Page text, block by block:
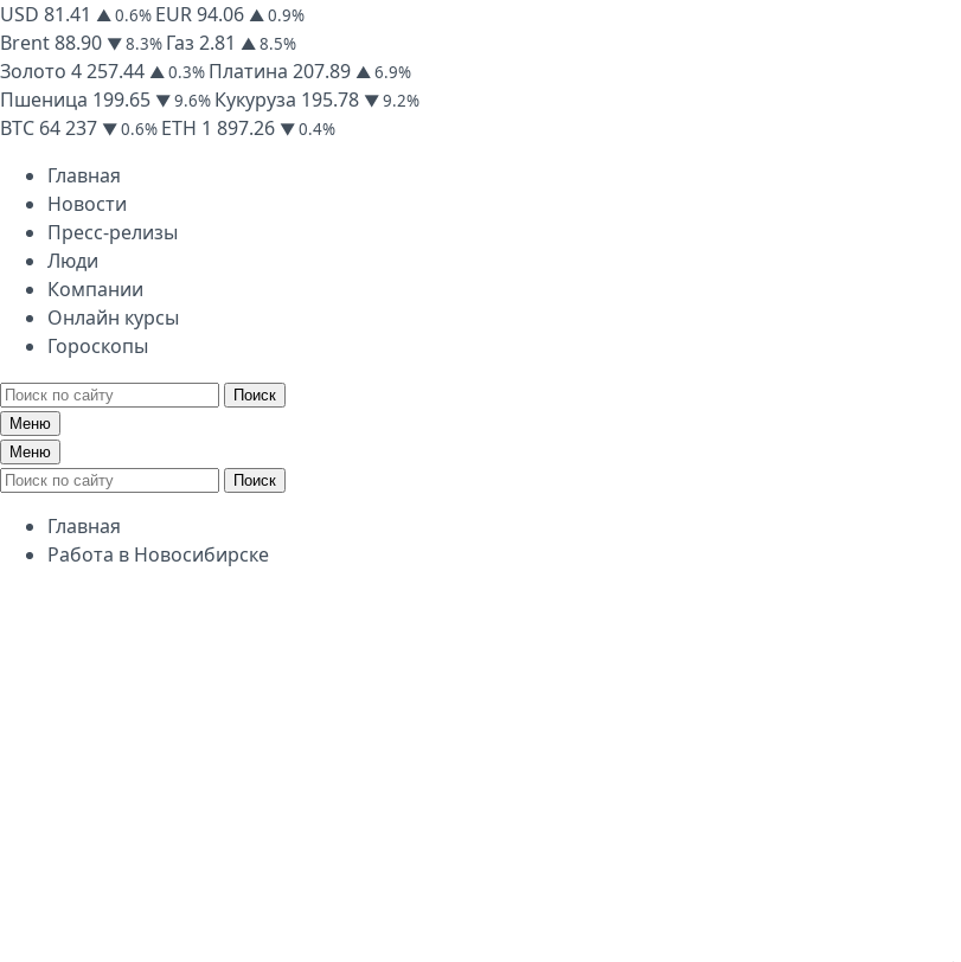
USD 81.41 ▲ 0.6% EUR94.06 ▲ 0.9%
Brent88.90 ▼ 8.3% Газ 2.81 ▲ 8.5%
Золото 4 257.44 ▲ 0.3% Платина 207.89 ▲ 6.9%
Пшеница 199.65 ▼ 9.6% Кукуруза 195.78 ▼ 9.2%
BTC 64 237 ▼ 0.6% ETH 1 897.26 ▼ 0.4%
Главная
Новости
Пресс-релизы
Люди
Компании
Онлайн курсы
Гороскопы
Поиск
Меню
Меню
Поиск
Главная
Работа в Новосибирске